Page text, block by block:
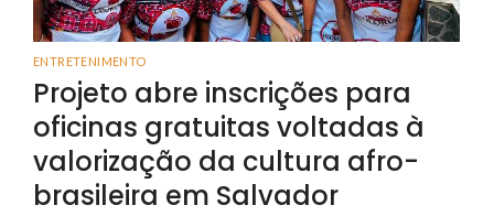
ENTRETENIMENTO
Projeto abre inscrições para
oficinas gratuitas voltadas à
valorização da cultura afro-
brasileira em Salvador